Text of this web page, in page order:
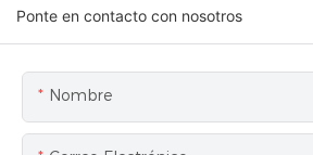
Ponte en contacto con nosotros
Nombre